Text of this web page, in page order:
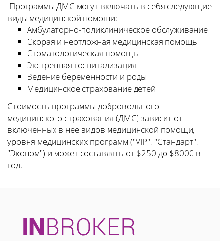
Программы ДМС могут включать в себя следующие
виды медицинской помощи:
Амбулаторно-поликлиническое обслуживание
Скорая и неотложная медицинская помощь
Стоматологическая помощь
Экстренная госпитализация
Ведение беременности и роды
Медицинское страхование детей
Стоимость программы добровольного
медицинского страхования (ДМС) зависит от
включенных в нее видов медицинской помощи,
уровня медицинских программ ("VIP", "Стандарт",
"Эконом") и может составлять от $250 до $8000 в
год.